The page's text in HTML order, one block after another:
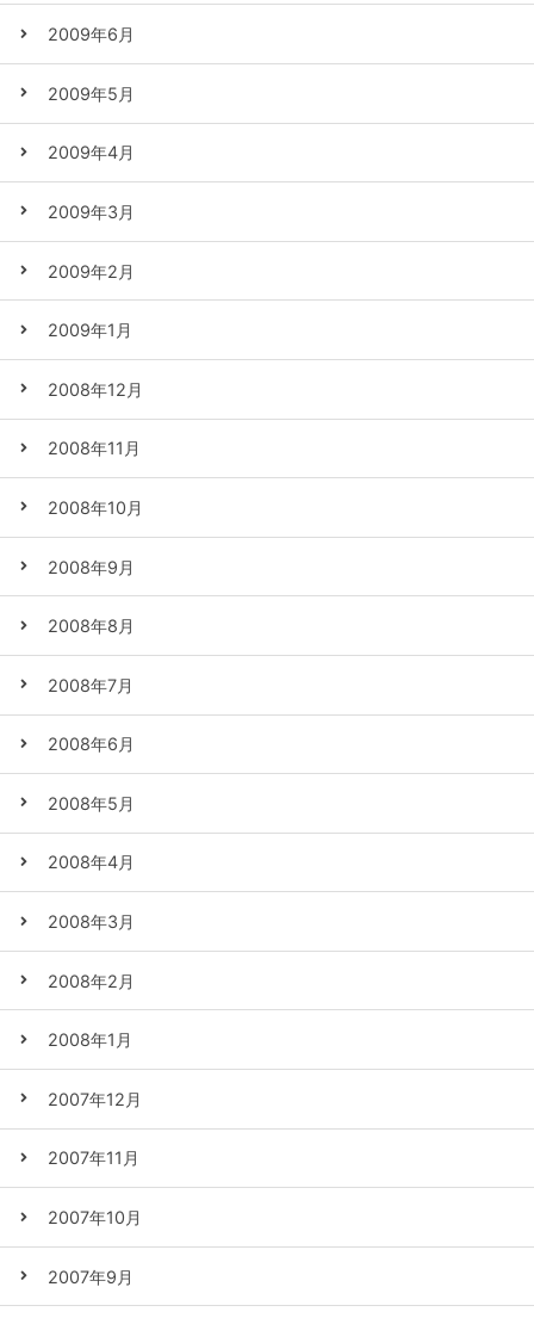
2009年6月
2009年5月
2009年4月
2009年3月
2009年2月
2009年1月
2008年12月
2008年11月
2008年10月
2008年9月
2008年8月
2008年7月
2008年6月
2008年5月
2008年4月
2008年3月
2008年2月
2008年1月
2007年12月
2007年11月
2007年10月
2007年9月